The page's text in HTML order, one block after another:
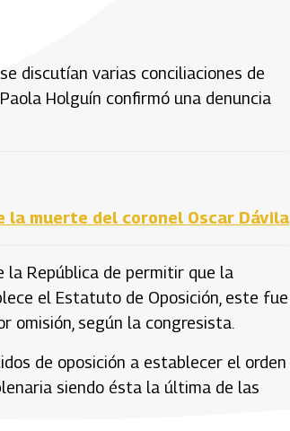
discutían varias conciliaciones de
Holguín confirmó una denuncia
la muerte del coronel Oscar Dávila
la República de permitir que la
el Estatuto de Oposición, este fue
omisión, según la congresista.
de oposición a establecer el orden
siendo ésta la última de las